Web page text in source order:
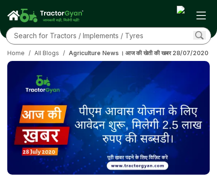
Home / All Blogs / Agriculture News । आज की खेती की खबर 28/07/2020